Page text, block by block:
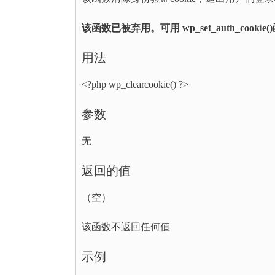
该函数已被弃用。可用 wp_set_auth_cookie()
用法
<?php wp_clearcookie() ?>
参数
无
返回的值
（空）
该函数不返回任何值
示例